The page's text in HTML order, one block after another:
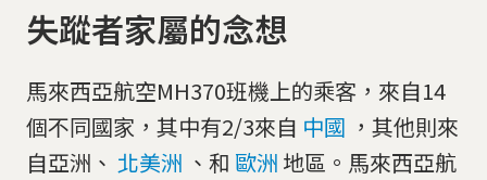
失蹤者家屬的念想
馬來西亞航空MH370班機上的乘客，來自14
個不同國家，其中有2/3來自 中國 ，其他則來
自亞洲、 北美洲 、和 歐洲 地區。馬來西亞航